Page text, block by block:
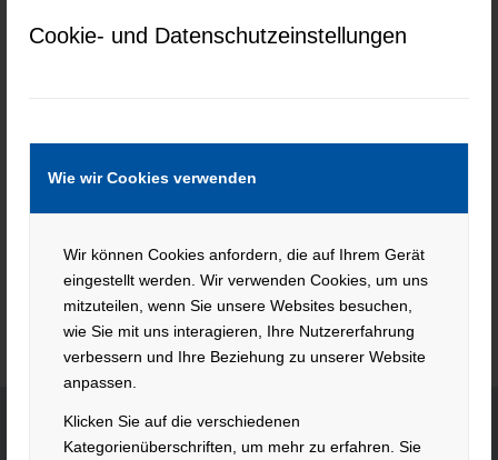
Cookie- und Datenschutzeinstellungen
Wie wir Cookies verwenden
Wir können Cookies anfordern, die auf Ihrem Gerät
eingestellt werden. Wir verwenden Cookies, um uns
mitzuteilen, wenn Sie unsere Websites besuchen,
wie Sie mit uns interagieren, Ihre Nutzererfahrung
verbessern und Ihre Beziehung zu unserer Website
anpassen.
Klicken Sie auf die verschiedenen
Kategorienüberschriften, um mehr zu erfahren. Sie
Keine Jobs gefunden.